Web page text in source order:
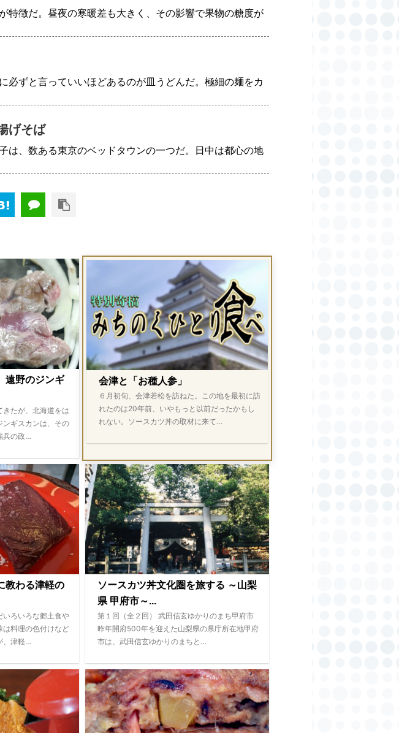
特徴だ。昼夜の寒暖差も大きく、その影響で果物の糖度が
必ずと言っていいほどあるのが皿うどんだ。極細の麺をカ
げそば
は、数ある東京のベッドタウンの一つだ。日中は都心の地
野のジンギ
きたが、北海道をは
ンギスカンは、その
兵の政…
会津と「お種人参」
６月初旬、会津若松を訪ねた。この地を最初に訪
れたのは20年前、いやもっと以前だったかもし
れない。ソースカツ丼の取材に来て…
教わる津軽の
いろいろな郷土食や
は料理の色付けなど
、津軽…
ソースカツ丼文化圏を旅する ～山梨
県 甲府市～...
第１回（全２回） 武田信玄ゆかりのまち甲府市
昨年開府500年を迎えた山梨県の県庁所在地甲府
市は、武田信玄ゆかりのまちと…